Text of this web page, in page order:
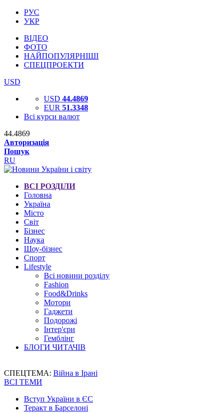
РУС
УКР
ВІДЕО
ФОТО
НАЙПОПУЛЯРНІШІ
СПЕЦПРОЕКТИ
USD
USD 44.4869
EUR 51.3348
Всі курси валют
44.4869
Авторизація
Пошук
RU
ВСІ РОЗДІЛИ
Головна
Україна
Місто
Світ
Бізнес
Наука
Шоу-бізнес
Спорт
Lifestyle
Всі новини розділу
Fashion
Food&Drinks
Мотори
Гаджети
Подорожі
Інтер'єри
Гемблінг
БЛОГИ ЧИТАЧІВ
СПЕЦТЕМА: Війна в Ірані
ВСІ ТЕМИ
Вступ України в ЄС
Теракт в Барселоні